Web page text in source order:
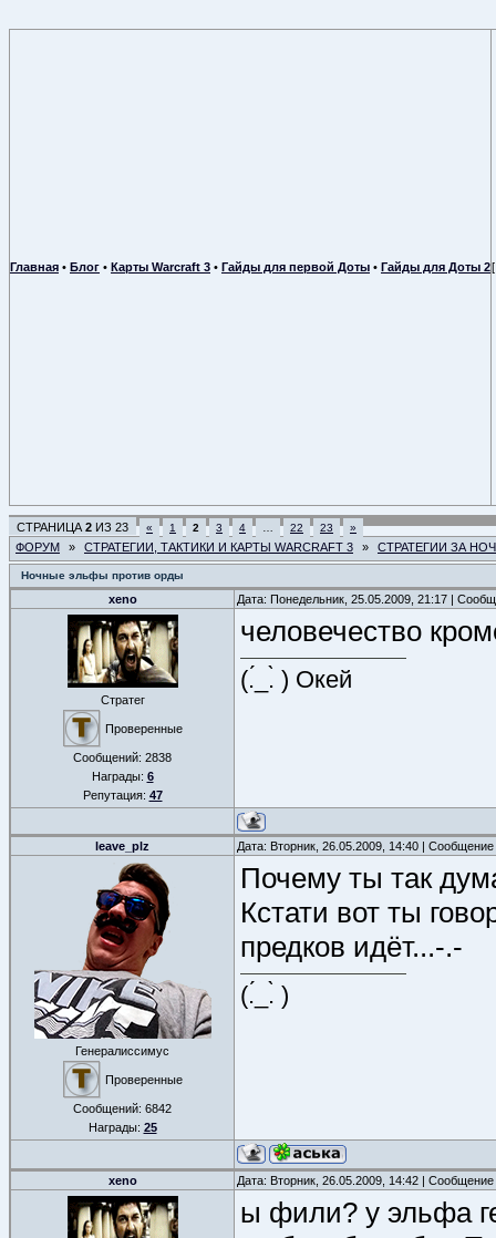
Главная • Блог • Карты Warcraft 3 • Гайды для первой Доты • Гайды для Доты 2
СТРАНИЦА 2 ИЗ 23 « 1 2 3 4 22 23 »
ФОРУМ » СТРАТЕГИИ, ТАКТИКИ И КАРТЫ WARCRAFT 3 » СТРАТЕГИИ ЗА
Ночные эльфы против орды
xeno Дата: Понедельник, 25.05.2009, 21:17 |
Стратег
Проверенные
Сообщений: 2838
Награды: 6
Репутация: 47
человечество
(.́_.̀ ) Окей
leave_plz Дата: Вторник, 26.05.2009, 14:40 |
Генералиссимус
Проверенные
Сообщений: 6842
Награды: 25
Почему ты так
Кстати вот ты
предков идёт...-.-
(.́_.̀ )
xeno Дата: Вторник, 26.05.2009, 14:42 |
ы фили? у эльфа